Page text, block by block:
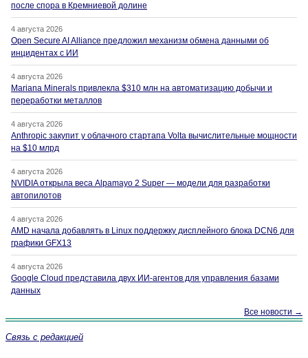
после спора в Кремниевой долине
4 августа 2026
Open Secure AI Alliance предложил механизм обмена данными об
инцидентах с ИИ
4 августа 2026
Mariana Minerals привлекла $310 млн на автоматизацию добычи и
переработки металлов
4 августа 2026
Anthropic закупит у облачного стартапа Volta вычислительные мощности
на $10 млрд
4 августа 2026
NVIDIA открыла веса Alpamayo 2 Super — модели для разработки
автопилотов
4 августа 2026
AMD начала добавлять в Linux поддержку дисплейного блока DCN6 для
графики GFX13
4 августа 2026
Google Cloud представила двух ИИ-агентов для управления базами
данных
Все новости →
Связь с редакцией